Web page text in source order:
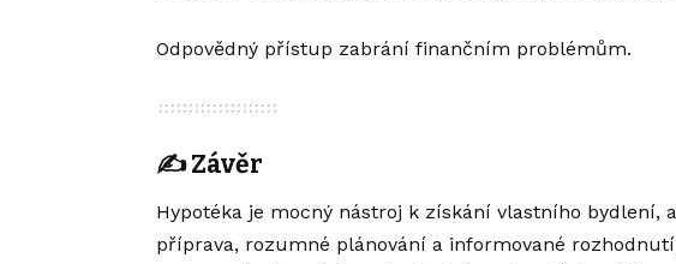
Odpovědný přístup zabrání finančním problémům.
✍️Závěr
Hypotéka je mocný nástroj k získání vlastního bydlení,
příprava, rozumné plánování a informované